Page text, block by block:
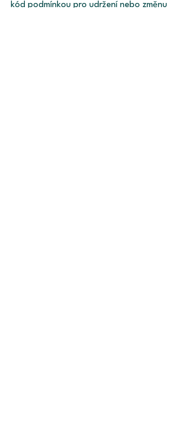
kód podmínkou pro udržení nebo změnu